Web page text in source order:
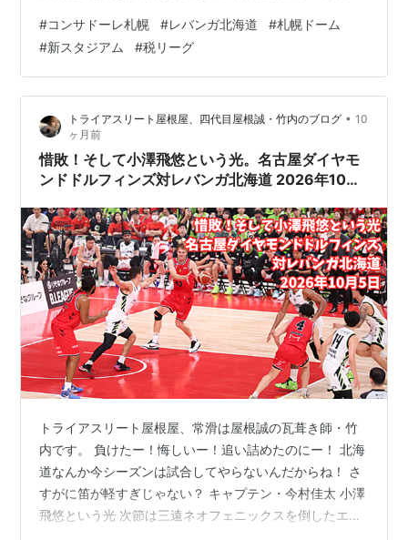
北海道コンサドーレ札幌と、Bリーグのレバンガ北海道が
パートナーシップを締結。その発表と同時に、両チーム
の本拠地となる「新スタジアム」と「新アリーナ」を一
体化させた巨大複合施設を建設する構想が明らかになり
ました。総事業費は1000億円規模ともいわれ、長崎スタ
ジアムシティをモデルにした壮大な計…
#コンサドーレ札幌 #レバンガ北海道 #札幌ドーム
#新スタジアム #税リーグ
トライアスリート屋根屋、四代目屋根誠・竹内のブログ • 10
ヶ月前
惜敗！そして小澤飛悠という光。名古屋ダイヤモ
ンドドルフィンズ対レバンガ北海道 2026年10月
トライアスリート屋根屋、常滑は屋根誠の瓦葺き師・竹
内です。 負けたー！悔しいー！追い詰めたのにー！ 北海
道なんか今シーズンは試合してやらないんだからね！ さ
すがに笛が軽すぎじゃない？ キャプテン・今村佳太 小澤
飛悠という光 次節は三遠ネオフェニックスを倒したエヴ